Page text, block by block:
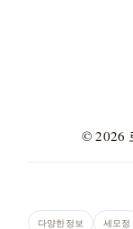
© 2026
다양한정보 세모정